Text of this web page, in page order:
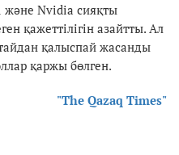
және Nvidia сияқты
қажеттілігін азайтты. Ал
қалыспай жасанды
қаржы бөлген.
"The Qazaq Times"